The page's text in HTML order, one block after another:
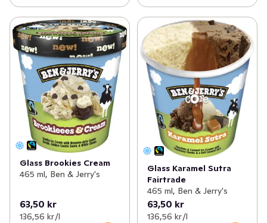
Glass Brookies Cream
465 ml, Ben & Jerry's
63,50 kr
136,56 kr /l
Glass Karamel Sutra
Fairtrade
465 ml, Ben & Jerry's
63,50 kr
136,56 kr /l